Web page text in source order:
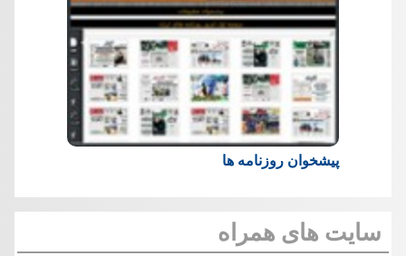
پیشخوان روزنامه ها
سایت های همراه